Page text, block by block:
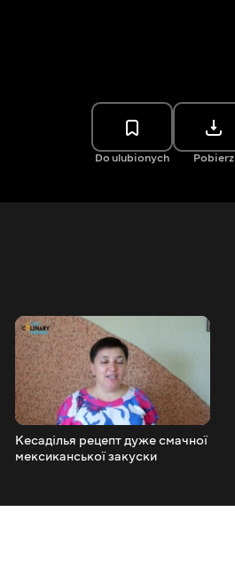
Do ulubionych Pobierz
Кесаділья рецепт дуже смачної
мексиканської закуски